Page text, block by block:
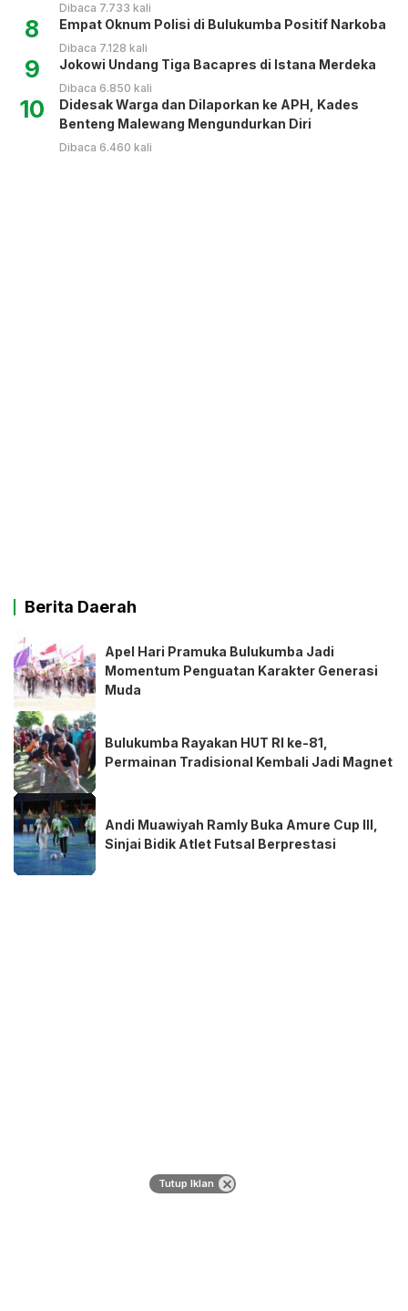
Dibaca 7.733 kali
8 Empat Oknum Polisi di Bulukumba Positif Narkoba
Dibaca 7.128 kali
9 Jokowi Undang Tiga Bacapres di Istana Merdeka
Dibaca 6.850 kali
10
Didesak Warga dan Dilaporkan ke APH, Kades
Benteng Malewang Mengundurkan Diri
Dibaca 6.460 kali
Berita Daerah
Apel Hari Pramuka Bulukumba Jadi
Momentum Penguatan Karakter Generasi
Muda
Bulukumba Rayakan HUT RI ke-81,
Permainan Tradisional Kembali Jadi Magnet
Andi Muawiyah Ramly Buka Amure Cup III,
Sinjai Bidik Atlet Futsal Berprestasi
Tutup Iklan